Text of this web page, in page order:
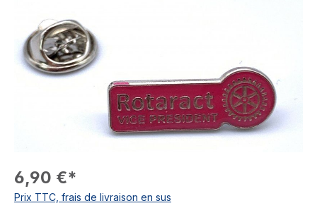
6,90 €*
Prix TTC, frais de livraison en sus